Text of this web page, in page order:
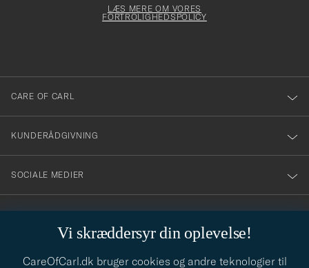
Vi skræddersyr din oplevelse!
CareOfCarl.dk bruger cookies og andre teknologier til
dig
till
vårt
nyhetsbrev!
LÆS MERE OM VORES
FORTROLIGHEDSPOLICY
CARE OF CARL
KUNDERÅDGIVNING
SOCIALE MEDIER
VIRKSOMHEDSOPLYSNINGER